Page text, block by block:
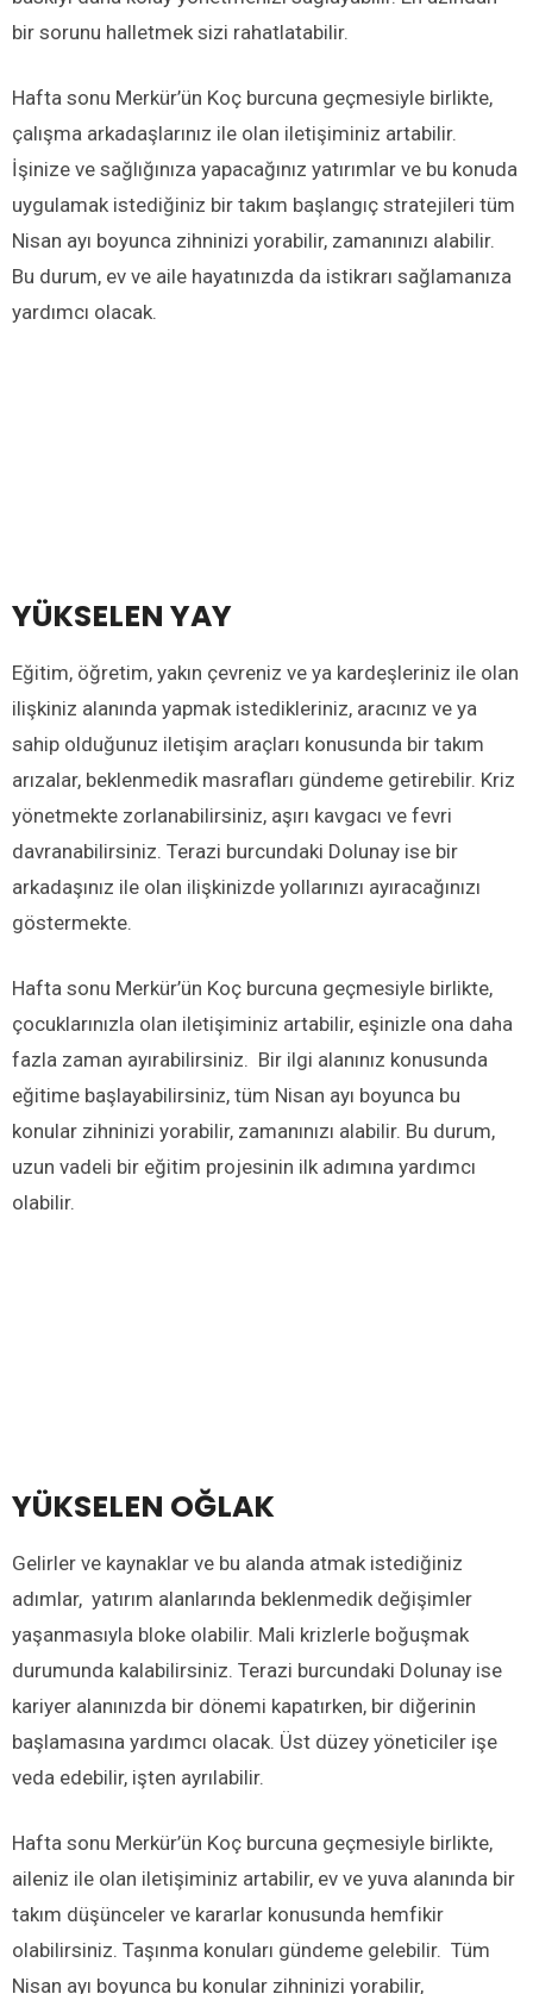
bir sorunu halletmek sizi rahatlatabilir.
Hafta sonu Merkür’ün Koç burcuna geçmesiyle birlikte,
çalışma arkadaşlarınız ile olan iletişiminiz artabilir.
İşinize ve sağlığınıza yapacağınız yatırımlar ve bu konuda
uygulamak istediğiniz bir takım başlangıç stratejileri tüm
Nisan ayı boyunca zihninizi yorabilir, zamanınızı alabilir.
Bu durum, ev ve aile hayatınızda da istikrarı sağlamanıza
yardımcı olacak.
YÜKSELEN YAY
Eğitim, öğretim, yakın çevreniz ve ya kardeşleriniz ile olan
ilişkiniz alanında yapmak istedikleriniz, aracınız ve ya
sahip olduğunuz iletişim araçları konusunda bir takım
arızalar, beklenmedik masrafları gündeme getirebilir. Kriz
yönetmekte zorlanabilirsiniz, aşırı kavgacı ve fevri
davranabilirsiniz. Terazi burcundaki Dolunay ise bir
arkadaşınız ile olan ilişkinizde yollarınızı ayıracağınızı
göstermekte.
Hafta sonu Merkür’ün Koç burcuna geçmesiyle birlikte,
çocuklarınızla olan iletişiminiz artabilir, eşinizle ona daha
fazla zaman ayırabilirsiniz. Bir ilgi alanınız konusunda
eğitime başlayabilirsiniz, tüm Nisan ayı boyunca bu
konular zihninizi yorabilir, zamanınızı alabilir. Bu durum,
uzun vadeli bir eğitim projesinin ilk adımına yardımcı
olabilir.
YÜKSELEN OĞLAK
Gelirler ve kaynaklar ve bu alanda atmak istediğiniz
adımlar, yatırım alanlarında beklenmedik değişimler
yaşanmasıyla bloke olabilir. Mali krizlerle boğuşmak
durumunda kalabilirsiniz. Terazi burcundaki Dolunay ise
kariyer alanınızda bir dönemi kapatırken, bir diğerinin
başlamasına yardımcı olacak. Üst düzey yöneticiler işe
veda edebilir, işten ayrılabilir.
Hafta sonu Merkür’ün Koç burcuna geçmesiyle birlikte,
aileniz ile olan iletişiminiz artabilir, ev ve yuva alanında bir
takım düşünceler ve kararlar konusunda hemfikir
olabilirsiniz. Taşınma konuları gündeme gelebilir. Tüm
Nisan ayı boyunca bu konular zihninizi yorabilir,